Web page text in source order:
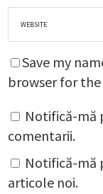
Save my
browser for
Notifică-mă
comentarii.
Notifică-mă
articole noi.